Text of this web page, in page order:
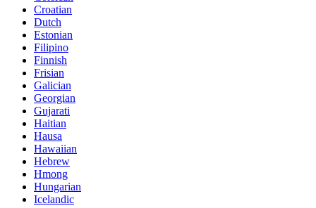
Croatian
Dutch
Estonian
Filipino
Finnish
Frisian
Galician
Georgian
Gujarati
Haitian
Hausa
Hawaiian
Hebrew
Hmong
Hungarian
Icelandic